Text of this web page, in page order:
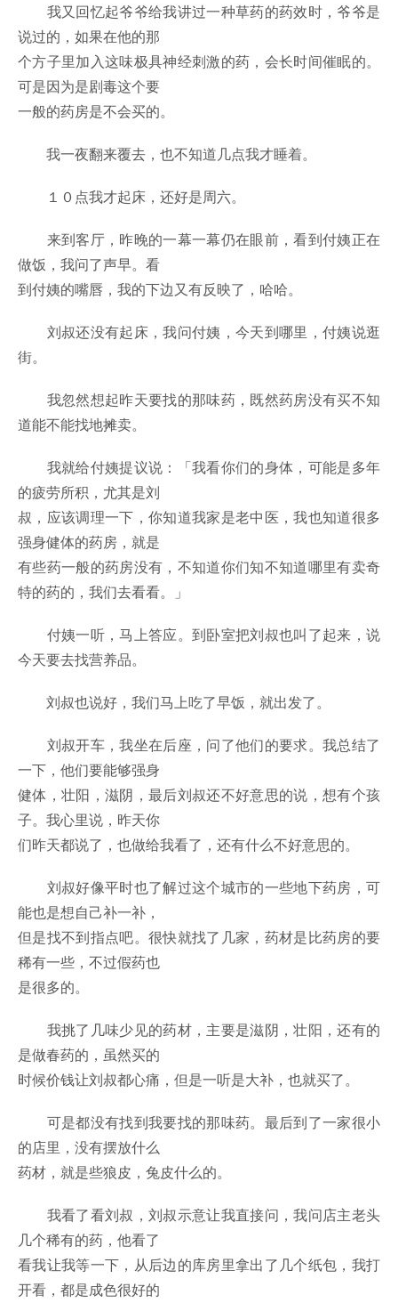
我又回忆起爷爷给我讲过一种草药的药效时，爷爷是
说过的，如果在他的那
个方子里加入这味极具神经刺激的药，会长时间催眠的。
可是因为是剧毒这个要
一般的药房是不会买的。
我一夜翻来覆去，也不知道几点我才睡着。
１０点我才起床，还好是周六。
来到客厅，昨晚的一幕一幕仍在眼前，看到付姨正在
做饭，我问了声早。看
到付姨的嘴唇，我的下边又有反映了，哈哈。
刘叔还没有起床，我问付姨，今天到哪里，付姨说逛
街。
我忽然想起昨天要找的那味药，既然药房没有买不知
道能不能找地摊卖。
我就给付姨提议说：「我看你们的身体，可能是多年
的疲劳所积，尤其是刘
叔，应该调理一下，你知道我家是老中医，我也知道很多
强身健体的药房，就是
有些药一般的药房没有，不知道你们知不知道哪里有卖奇
特的药的，我们去看看。」
付姨一听，马上答应。到卧室把刘叔也叫了起来，说
今天要去找营养品。
刘叔也说好，我们马上吃了早饭，就出发了。
刘叔开车，我坐在后座，问了他们的要求。我总结了
一下，他们要能够强身
健体，壮阳，滋阴，最后刘叔还不好意思的说，想有个孩
子。我心里说，昨天你
们昨天都说了，也做给我看了，还有什么不好意思的。
刘叔好像平时也了解过这个城市的一些地下药房，可
能也是想自己补一补，
但是找不到指点吧。很快就找了几家，药材是比药房的要
稀有一些，不过假药也
是很多的。
我挑了几味少见的药材，主要是滋阴，壮阳，还有的
是做春药的，虽然买的
时候价钱让刘叔都心痛，但是一听是大补，也就买了。
可是都没有找到我要找的那味药。最后到了一家很小
的店里，没有摆放什么
药材，就是些狼皮，兔皮什么的。
我看了看刘叔，刘叔示意让我直接问，我问店主老头
几个稀有的药，他看了
看我让我等一下，从后边的库房里拿出了几个纸包，我打
开看，都是成色很好的